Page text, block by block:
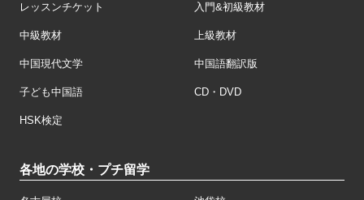
レッスンチケット 入門&初級教材
中級教材 上級教材
中国現代文学 中国語翻訳版
子ども中国語 CD・DVD
HSK検定
各地の学校・プチ留学